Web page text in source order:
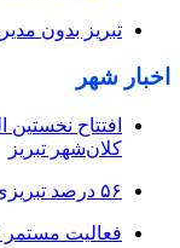
تبریز بدون
اخبار شهر
افتتاح
کلان‌شهر تبریز
۵۶ درصد تبریزی‌ها غیرحضوری با شهرداری ارتباط دارند
فعالیت مستمر ۱۱۶ پروژه عمرانی در شرایط جنگی